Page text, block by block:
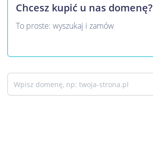
Chcesz kupić u nas domenę?
To proste: wyszukaj i zamów